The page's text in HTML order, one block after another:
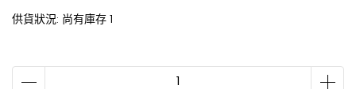
供貨狀況: 尚有庫存 1